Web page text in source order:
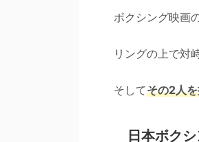
ボクシング映画
リングの上で対
そしてその2人
日本ボク